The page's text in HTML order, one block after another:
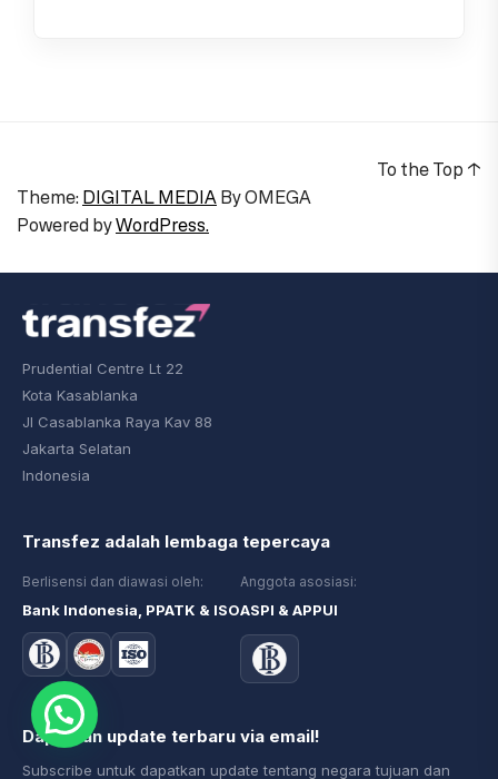
Theme: DIGITAL MEDIAByOMEGA
Powered byWordPress.
To the Top ↑
Prudential Centre Lt 22
Kota Kasablanka
Jl Casablanka Raya Kav 88
Jakarta Selatan
Indonesia
Transfez adalah lembaga tepercaya
Berlisensi dan diawasi oleh:
Bank Indonesia, PPATK & ISO
Anggota asosiasi:
ASPI & APPUI
Dapatkan update terbaru via email!
Subscribe untuk dapatkan update tentang negara tujuan dan